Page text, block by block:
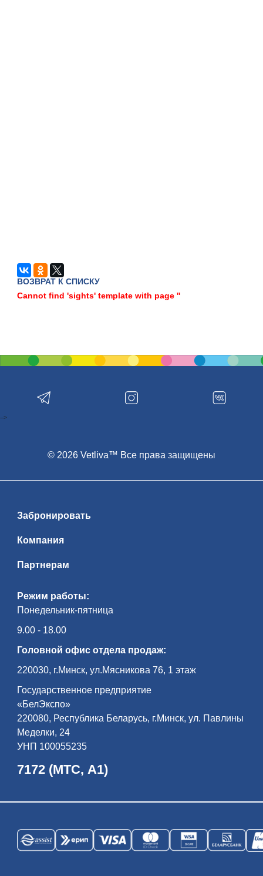
ВОЗВРАТ К СПИСКУ
Cannot find 'sights' template with page ''
Режим работы:
Понедельник-пятница
9.00 - 18.00
Головной офис отдела продаж:
220030, г.Минск, ул.Мясникова 76, 1 этаж
Государственное предприятие
«БелЭкспо»
220080, Республика Беларусь, г.Минск, ул. Павлины
Меделки, 24
УНП 100055235
7172 (МТС, А1)
Забронировать
Компания
Партнерам
© 2026 Vetliva™ Все права защищены
-->